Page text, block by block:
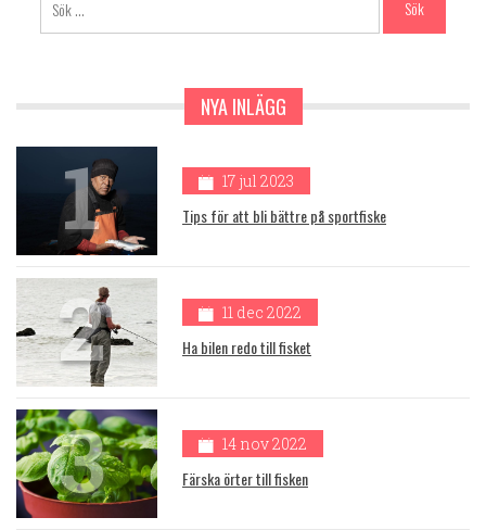
efter:
NYA INLÄGG
1 17 jul 2023
Tips för att bli bättre på sportfiske
2 11 dec 2022
Ha bilen redo till fisket
3 14 nov 2022
Färska örter till fisken